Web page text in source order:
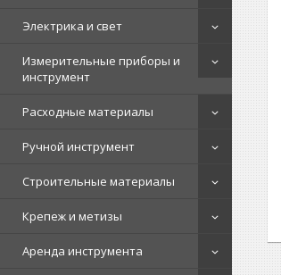
Электрика и свет
Измерительные приборы и
инструмент
Расходные материалы
Ручной инструмент
Строительные материалы
Крепеж и метизы
Аренда инструмента